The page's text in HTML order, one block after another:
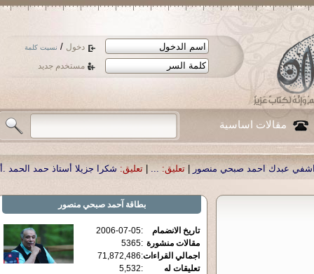
دخول / نسيت كلمة
مستخدم جديد
مقالات اساسية
...
|تعليق: شكرا جزيلا أستاذ حمد الحمد .أكرمكم الله .|تعليق: نسأل الله
بطاقة آحمد صبحي منصور
تاريخ الانضمام :
2006-07-05
مقالات منشورة :
5365
اجمالي القراءات:
71,872,486
تعليقات له
:
5,532